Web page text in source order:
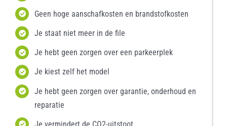
Geen hoge aanschafkosten en brandstofkosten
Je staat niet meer in de file
Je hebt geen zorgen over een parkeerplek
Je kiest zelf het model
Je hebt geen zorgen over garantie, onderhoud en
reparatie